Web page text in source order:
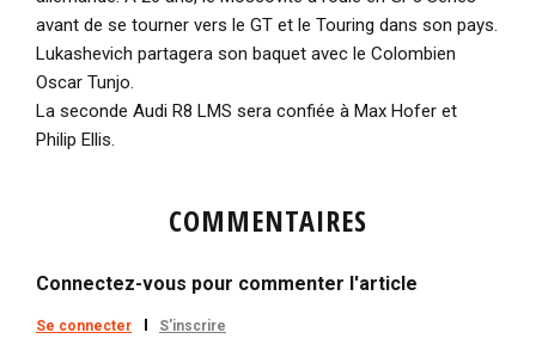
avant de se tourner vers le GT et le Touring dans son pays.
Lukashevich partagera son baquet avec le Colombien
Oscar Tunjo.
La seconde Audi R8 LMS sera confiée à Max Hofer et
Philip Ellis.
COMMENTAIRES
Connectez-vous pour commenter l'article
Se connecter S'inscrire